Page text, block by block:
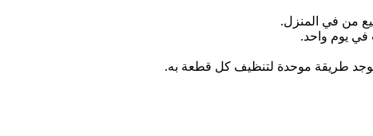
من في المنزل.
في يوم واحد.
طريقة موحدة لتنظيف كل قطعة به.